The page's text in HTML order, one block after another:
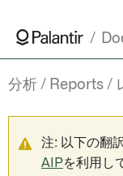
分析 Reports
注: 以下の翻
AIPを利用し